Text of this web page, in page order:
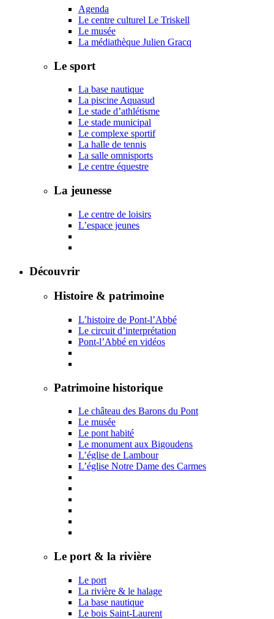
Agenda
Le centre culturel Le Triskell
Le musée
La médiathèque Julien Gracq
Le sport
La base nautique
La piscine Aquasud
Le stade d’athlétisme
Le stade municipal
Le complexe sportif
La halle de tennis
La salle omnisports
Le centre équestre
La jeunesse
Le centre de loisirs
L’espace jeunes
Découvrir
Histoire & patrimoine
L’histoire de Pont-l’Abbé
Le circuit d’interprétation
Pont-l’Abbé en vidéos
Patrimoine historique
Le château des Barons du Pont
Le musée
Le pont habité
Le monument aux Bigoudens
L’église de Lambour
L’église Notre Dame des Carmes
Le port & la rivière
Le port
La rivière & le halage
La base nautique
Le bois Saint-Laurent